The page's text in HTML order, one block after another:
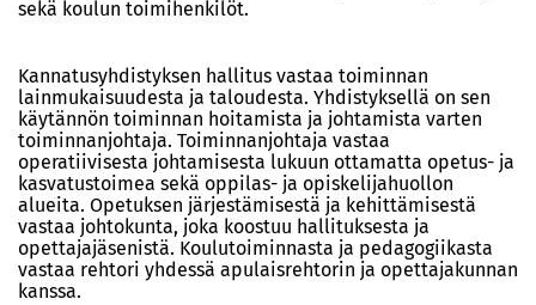
sekä koulun toimihenkilöt.
Kannatusyhdistyksen hallitus vastaa toiminnan
lainmukaisuudesta ja taloudesta. Yhdistyksellä on sen
käytännön toiminnan hoitamista ja johtamista varten
toiminnanjohtaja. Toiminnanjohtaja vastaa
operatiivisesta johtamisesta lukuun ottamatta opetus- ja
kasvatustoimea sekä oppilas- ja opiskelijahuollon
alueita. Opetuksen järjestämisestä ja kehittämisestä
vastaa johtokunta, joka koostuu hallituksesta ja
opettajajäsenistä. Koulutoiminnasta ja pedagogiikasta
vastaa rehtori yhdessä apulaisrehtorin ja opettajakunnan
kanssa.